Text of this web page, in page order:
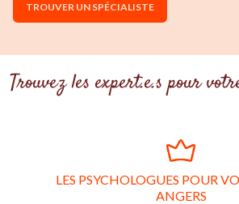
TROUVER UN SPÉCIALISTE
Trouvez les expert.e.s pour
LES PSYCHOLOGUES POUR
ANGERS